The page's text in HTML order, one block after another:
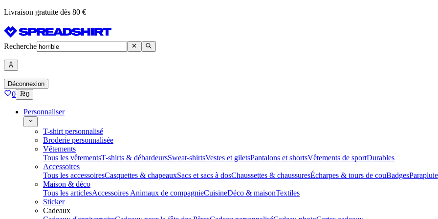
Livraison gratuite dès 80 €
Recherche
Déconnexion
0 0
Personnaliser
T-shirt personnalisé
Broderie personnalisée
Vêtements
Tous les vêtementsT-shirts & débardeursSweat-shirtsVestes et giletsPantalons et shortsVêtements de sportDurables
Accessoires
Tous les accessoiresCasquettes & chapeauxSacs et sacs à dosChaussettes & chaussuresÉcharpes & tours de couBadges
Maison & déco
Tous les articlesAccessoires Animaux de compagnieCuisineDéco & maisonTextiles
Sticker
Cadeaux